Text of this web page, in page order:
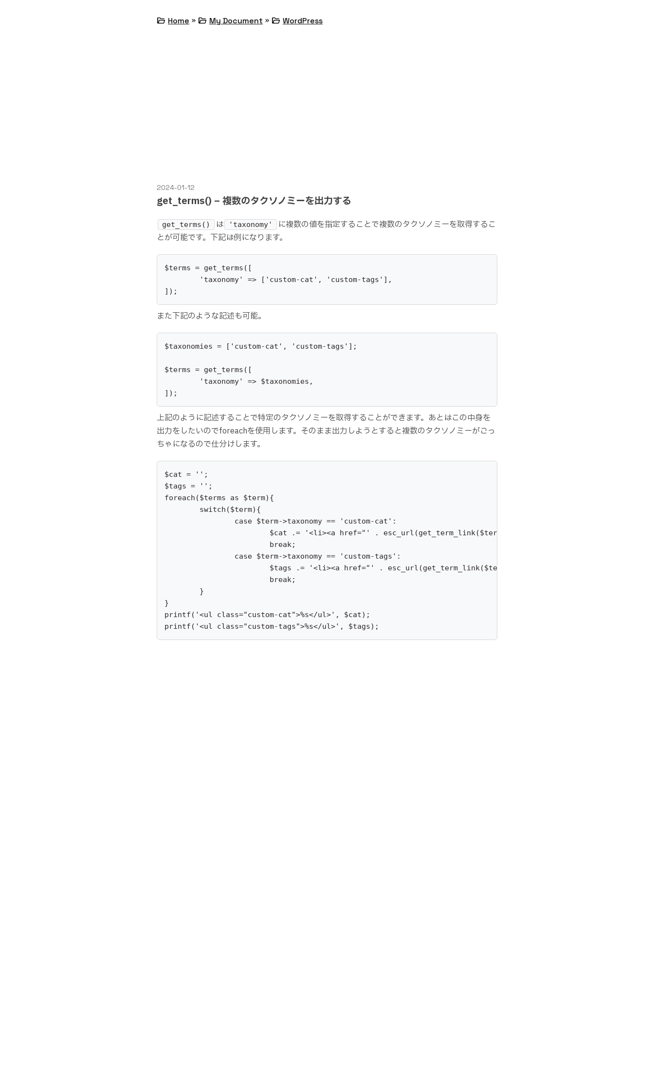
folder_open Home » folder_open My Document » folder_open WordPress
2024-01-12
get_terms() – 複数のタクソノミーを出力する
get_terms() は 'taxonomy'
に複数の値を指定することで複数のタクソノミーを取得するこ
とが可能です。下記は例になります。
$terms = get_terms([
]);
また下記のような記述も可能。
$taxonomies = ['custom-cat', 'custom-tags'];
$terms = get_terms([
]);
上記のように記述することで特定のタクソノミーを取得することができます。あとはこの中身を
出力をしたいのでforeachを使用します。そのまま出力しようとすると複数のタクソノミーがごっ
ちゃになるので仕分けします。
$cat = '';
$tags = '';
foreach($terms as $term){
}
printf('<ul class="custom-cat">%s</ul>', $cat);
printf('<ul class="custom-tags">%s</ul>', $tags);